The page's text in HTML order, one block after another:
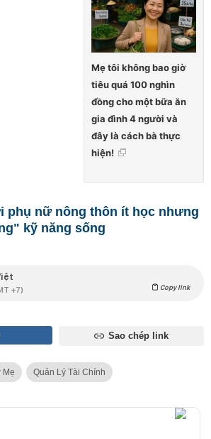
Mẹ tôi không bao giờ
tiêu quá 100 nghìn
đồng cho một bữa ăn
gia đình 4 người và
đây là cách bà thực
hiện!
phụ nữ nông thôn ít học nhưng
kỹ năng sống
+7) Copy link
Sao chép link
Mẹ Quản Lý Tài Chính